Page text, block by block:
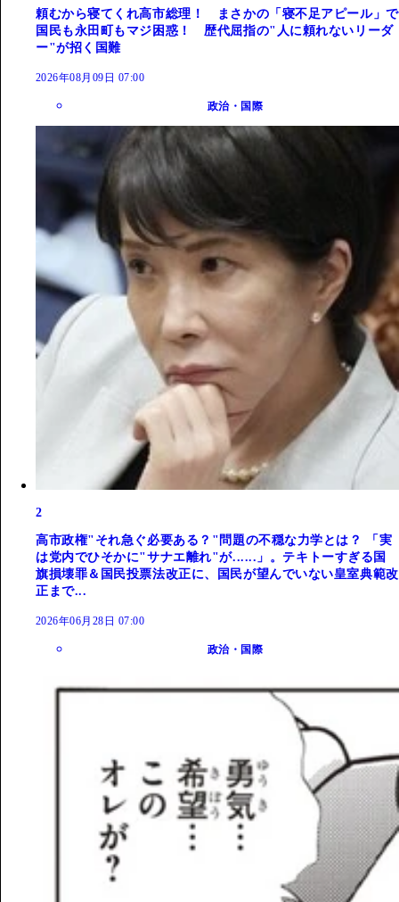
頼むから寝てくれ高市総理！ まさかの「寝不足アピール」で
国民も永田町もマジ困惑！ 歴代屈指の"人に頼れないリーダ
ー"が招く国難
2026年08月09日 07:00
政治・国際
2
高市政権"それ急ぐ必要ある？"問題の不穏な力学とは？ 「実
は党内でひそかに"サナエ離れ"が......」。テキトーすぎる国
旗損壊罪＆国民投票法改正に、国民が望んでいない皇室典範改
正まで...
2026年06月28日 07:00
政治・国際